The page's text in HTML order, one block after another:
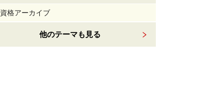
資格アーカイブ
他のテーマも見る